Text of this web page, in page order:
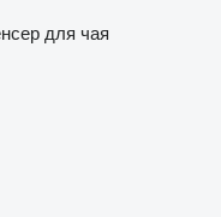
для чая